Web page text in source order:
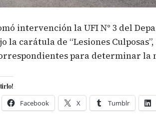
intervención laUFI N° 3 del
la carátula de “Lesiones
para determinar la
Facebook X Tumblr